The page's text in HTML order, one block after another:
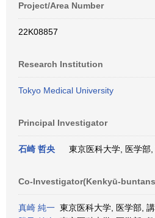
Project/Area Number
22K08857
Research Institution
Tokyo Medical University
Principal Investigator
石崎 哲央 東京医科大学, 医学部
Co-Investigator(Kenkyū-
真崎 純一 東京医科大学, 医学部,